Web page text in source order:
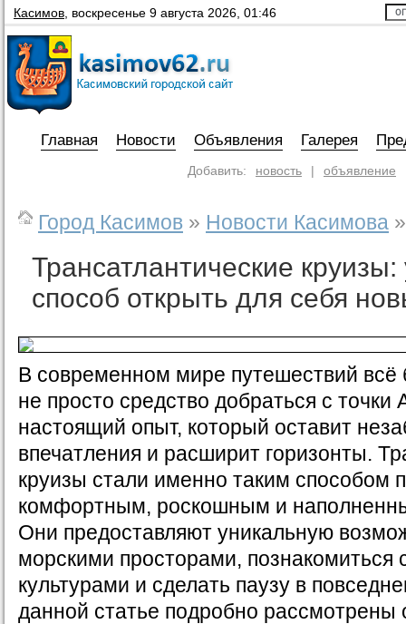
Касимов воскресенье 9 августа 2026, 01:46
Главная Новости Объявления Галерея
Добавить: новость | объявление
Город Касимов » Новости Касимова »
Трансатлантические
способ открыть для себя
В современном мире путешествий
не просто средство добраться с точки
настоящий опыт, который оставит
впечатления и расширит горизонты.
круизы стали именно таким способом
комфортным, роскошным и
Они предоставляют уникальную
морскими просторами, познакомиться
культурами и сделать паузу в
данной статье подробно рассмотрены